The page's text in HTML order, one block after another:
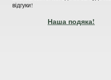
відгуки!
Наша подяка!